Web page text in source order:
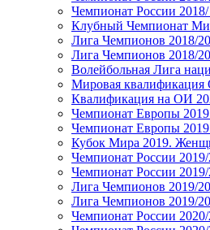
Чемпионат России
Клубный Чемпионат
Лига Чемпионов 2018/
Лига Чемпионов 2018/
Волейбольная Лига
Мировая
Квалификация на ОИ
Чемпионат Европы
Чемпионат Европы
Кубок Мира 2019.
Чемпионат России
Чемпионат России
Лига Чемпионов 2019/
Лига Чемпионов 2019/
Чемпионат России